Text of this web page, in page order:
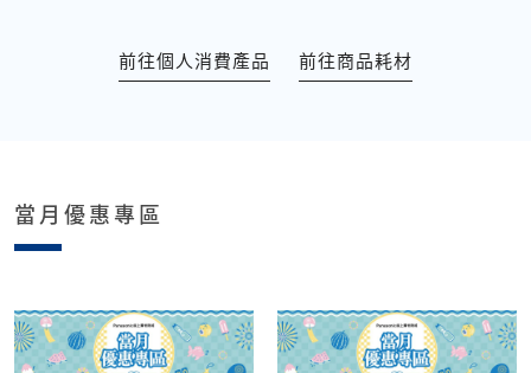
前往個人消費產品 前往商品耗材
當月優惠專區